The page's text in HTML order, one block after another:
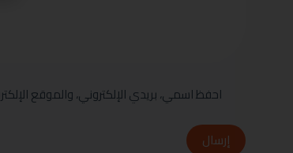
احفظ اسمي، بريدي الإلكتروني، والموقع
إرسال